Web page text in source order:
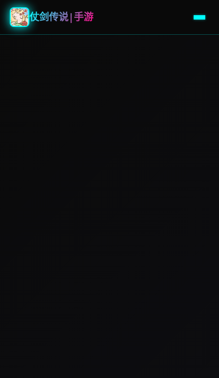
仗剑传说|手游